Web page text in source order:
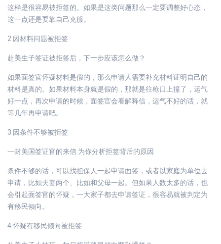
这样是很容易被拒签的。如果是这类问题那么一定要调整好心态，
这一点还是要靠自己克服。
2.因材料问题被拒签
赴美生子签证被拒签后，下一步应该怎么做？
如果面签官怀疑材料是假的，那么申请人需要补充材料证明自己的
材料是真的。如果材料本身就是假的，那就是往枪口上撞了，运气
好一点，再次申请的时候，面签官会看解释信，运气不好的话，就
等几年再申请吧。
3.因条件不够被拒签
一封美国签证官的来信 为你分析拒签背后的原因
条件不够的话，可以找担保人一起申请面签，或者以家庭为单位去
申请，比如夫妻两个、比如和父母一起。但如果人数太多的话，也
会引起面签官的怀疑，一大家子都去申请签证，很容易就被判定为
有移民倾向。
4.怀疑有移民倾向被拒签